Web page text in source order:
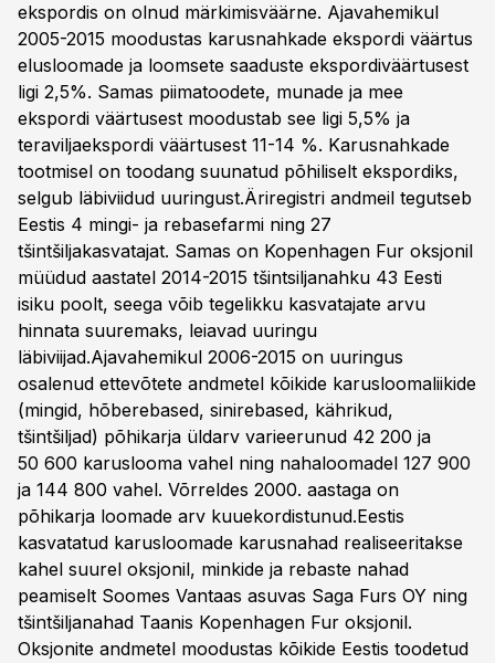
ekspordis on olnud märkimisväärne. Ajavahemikul
2005-2015 moodustas karusnahkade ekspordi väärtus
elusloomade ja loomsete saaduste ekspordiväärtusest
ligi 2,5%. Samas piimatoodete, munade ja mee
ekspordi väärtusest moodustab see ligi 5,5% ja
teraviljaekspordi väärtusest 11-14 %. Karusnahkade
tootmisel on toodang suunatud põhiliselt ekspordiks,
selgub läbiviidud uuringust.Äriregistri andmeil tegutseb
Eestis 4 mingi- ja rebasefarmi ning 27
tšintšiljakasvatajat. Samas on Kopenhagen Fur oksjonil
müüdud aastatel 2014-2015 tšintsiljanahku 43 Eesti
isiku poolt, seega võib tegelikku kasvatajate arvu
hinnata suuremaks, leiavad uuringu
läbiviijad.Ajavahemikul 2006-2015 on uuringus
osalenud ettevõtete andmetel kõikide karusloomaliikide
(mingid, hõberebased, sinirebased, kährikud,
tšintšiljad) põhikarja üldarv varieerunud 42 200 ja
50 600 karuslooma vahel ning nahaloomadel 127 900
ja 144 800 vahel. Võrreldes 2000. aastaga on
põhikarja loomade arv kuuekordistunud.Eestis
kasvatatud karusloomade karusnahad realiseeritakse
kahel suurel oksjonil, minkide ja rebaste nahad
peamiselt Soomes Vantaas asuvas Saga Furs OY ning
tšintšiljanahad Taanis Kopenhagen Fur oksjonil.
Oksjonite andmetel moodustas kõikide Eestis toodetud